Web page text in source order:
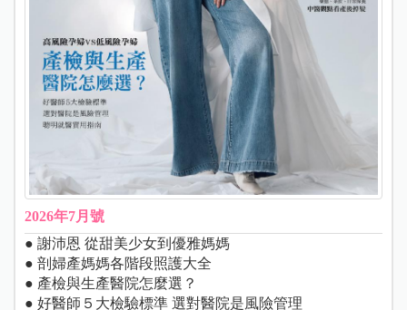
2026年7月號
● 謝沛恩 從甜美少女到優雅媽媽
● 剖婦產媽媽各階段照護大全
● 產檢與生產醫院怎麼選？
● 好醫師５大檢驗標準 選對醫院是風險管理